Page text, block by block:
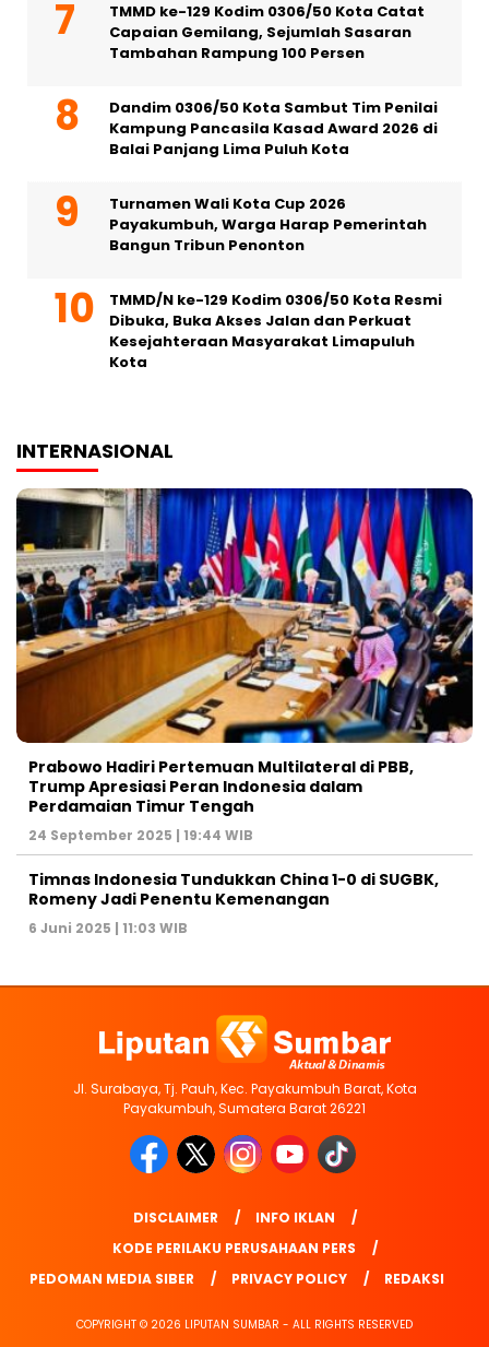
TMMD ke-129 Kodim 0306/50 Kota Catat
Capaian Gemilang, Sejumlah Sasaran
Tambahan Rampung 100 Persen
Dandim 0306/50 Kota Sambut Tim Penilai
Kampung Pancasila Kasad Award 2026 di
Balai Panjang Lima Puluh Kota
Turnamen Wali Kota Cup 2026
Payakumbuh, Warga Harap Pemerintah
Bangun Tribun Penonton
TMMD/N ke-129 Kodim 0306/50 Kota Resmi
Dibuka, Buka Akses Jalan dan Perkuat
Kesejahteraan Masyarakat Limapuluh
Kota
INTERNASIONAL
Prabowo Hadiri Pertemuan Multilateral di PBB,
Trump Apresiasi Peran Indonesia dalam
Perdamaian Timur Tengah
24 September 2025 | 19:44 WIB
Timnas Indonesia Tundukkan China 1-0 di SUGBK,
Romeny Jadi Penentu Kemenangan
6 Juni 2025 | 11:03 WIB
Jl. Surabaya, Tj. Pauh, Kec. Payakumbuh Barat, Kota
Payakumbuh, Sumatera Barat 26221
DISCLAIMER
INFO IKLAN
KODE PERILAKU PERUSAHAAN PERS
PEDOMAN MEDIA SIBER
PRIVACY POLICY REDAKSI
COPYRIGHT © 2026 LIPUTAN SUMBAR - ALL RIGHTS RESERVED